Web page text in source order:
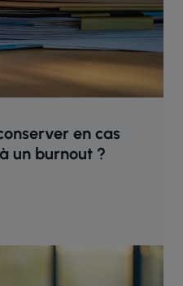
en cas
un burnout ?